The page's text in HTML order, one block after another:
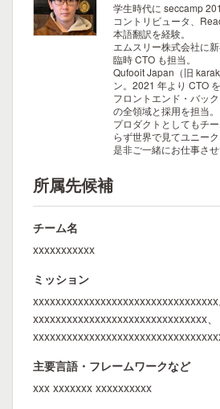
学生時代に seccamp
コントリビュータ、
本語翻訳を経験。
エムスリー株式会社に
臨時 CTO も担当。
Qufooit Japan（旧
ン。2021 年より CTO を
フロントエンド・バッ
の全領域と採用を担当。
プロダクトとしてもチ
らず世界で見てユニーク
是非ご一緒にお仕事させ
所属先候補
チーム名
xxxxxxxxxxx
ミッション
xxxxxxxxxxxxxxxxxxxxxxxxxxxxxxxxx
xxxxxxxxxxxxxxxxxxxxxxxxxxxxxxx、
主要言語・フレームワークなど
xxx xxxxxxx xxxxxxxxxx